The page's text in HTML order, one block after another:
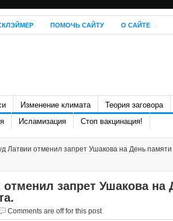
ПОМОЧЬ САЙТУ О САЙТЕ
Изменение климата Теория заговора
Исламизация Стоп вакцинация!
Латвии отменил запрет Ушакова на День памяти
запрет Ушакова на
Comments are off for this post